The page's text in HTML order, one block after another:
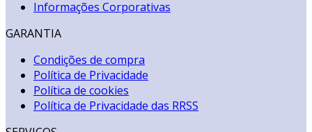
Informações Corporativas
GARANTIA
Condições de compra
Política de Privacidade
Política de cookies
Política de Privacidade das RRSS